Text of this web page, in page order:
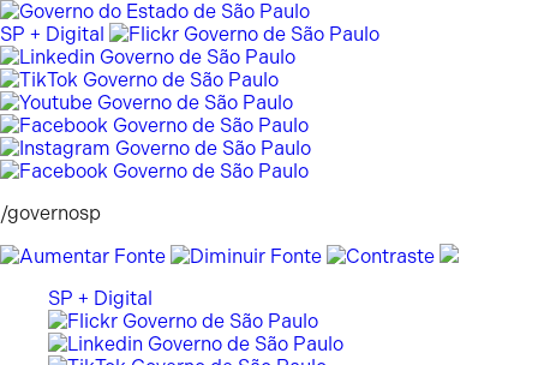
Pular
para
o
conteúdo
SP + Digital
/governosp
SP + Digital